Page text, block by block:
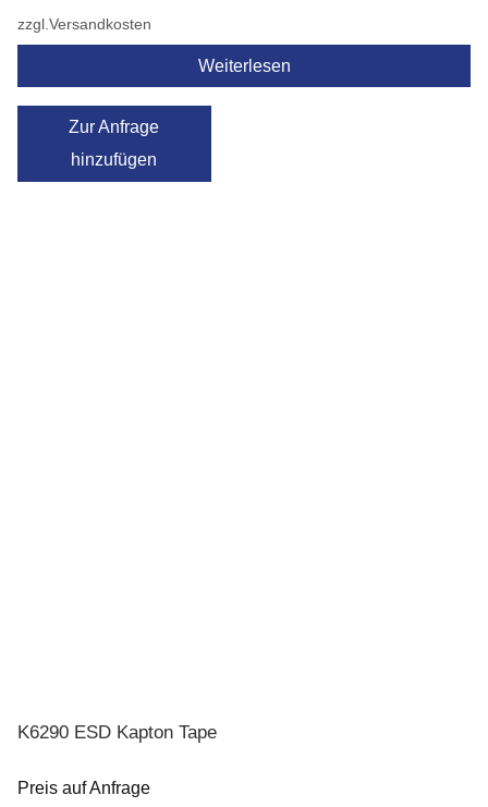
zzgl.Versandkosten
Weiterlesen
Zur Anfrage
hinzufügen
K6290 ESD Kapton Tape
Preis auf Anfrage